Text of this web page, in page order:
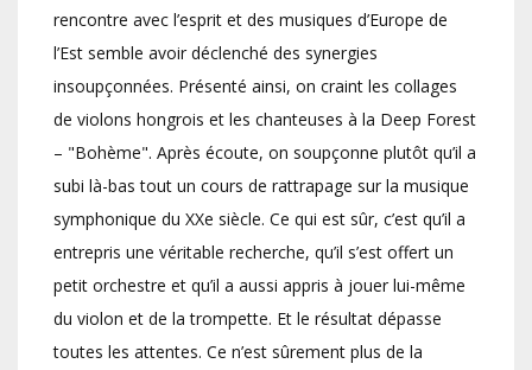
rencontre avec l’esprit et des musiques d’Europe de
l’Est semble avoir déclenché des synergies
insoupçonnées. Présenté ainsi, on craint les collages
de violons hongrois et les chanteuses à la Deep Forest
– "Bohème". Après écoute, on soupçonne plutôt qu’il a
subi là-bas tout un cours de rattrapage sur la musique
symphonique du XXe siècle. Ce qui est sûr, c’est qu’il a
entrepris une véritable recherche, qu’il s’est offert un
petit orchestre et qu’il a aussi appris à jouer lui-même
du violon et de la trompette. Et le résultat dépasse
toutes les attentes. Ce n’est sûrement plus de la